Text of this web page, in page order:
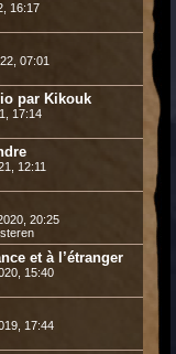
16:17
07:01
par Kikouk
17:14
12:11
20:25
et à l’étranger
15:40
17:44